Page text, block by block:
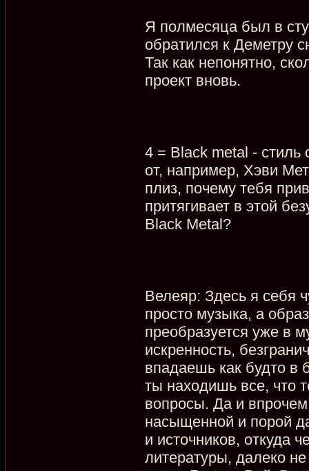
Я полмесяца был в
обратился к Деметру
Так как непонятно,
проект вновь.
4 = Black metal - стиль
от, например, Хэви
плиз, почему тебя
притягивает в этой
Black Metal?
Велеяр: Здесь я себя
просто музыка, а
преобразуется уже в
искренность,
впадаешь как будто в
ты находишь все, что
вопросы. Да и
насыщенной и порой
и источников, откуда
литературы, далеко